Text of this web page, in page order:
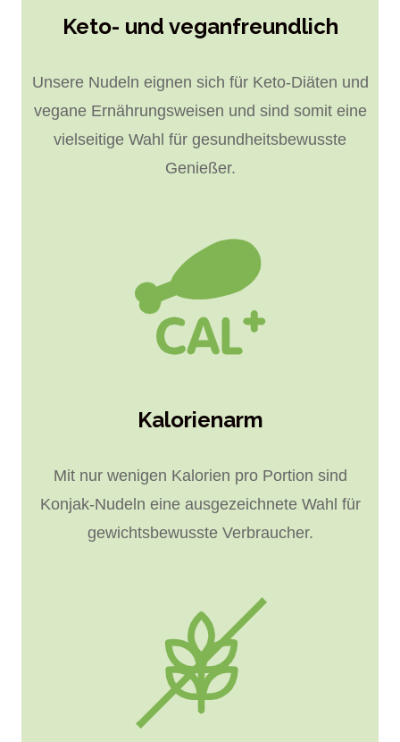
Keto- und veganfreundlich
Unsere Nudeln eignen sich für Keto-Diäten und
vegane Ernährungsweisen und sind somit eine
vielseitige Wahl für gesundheitsbewusste
Genießer.
Kalorienarm
Mit nur wenigen Kalorien pro Portion sind
Konjak-Nudeln eine ausgezeichnete Wahl für
gewichtsbewusste Verbraucher.